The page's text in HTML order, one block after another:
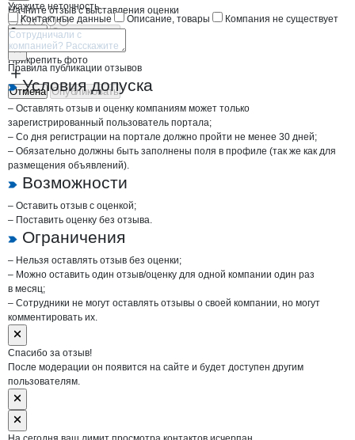
Начните отзыв с выставления оценки
Прикрепить фото
Отмена Опубликовать
Укажите неточность
Контактные данные
Описание, товары Компания не существует
Отмена Опубликовать
Правила публикации отзывов
Условия допуска
– Оставлять отзыв и оценку компаниям может только
зарегистрированный пользователь портала;
– Со дня регистрации на портале должно пройти не менее 30 дней;
– Обязательно должны быть заполнены поля в профиле (так же как для
размещения объявлений).
Возможности
– Оставить отзыв с оценкой;
– Поставить оценку без отзыва.
Ограничения
– Нельзя оставлять отзыв без оценки;
– Можно оставить один отзыв/оценку для одной компании один раз
в месяц;
– Сотрудники не могут оставлять отзывы о своей компании, но могут
комментировать их.
Спасибо за отзыв!
После модерации он появится на сайте и будет доступен другим
пользователям.